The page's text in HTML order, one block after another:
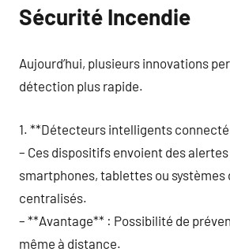
Sécurité Incendie
Aujourd’hui, plusieurs innovations
détection plus rapide.
1. **Détecteurs intelligents
– Ces dispositifs envoient des
smartphones, tablettes ou systèmes
centralisés.
– **Avantage** : Possibilité de
même à distance.